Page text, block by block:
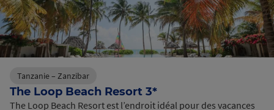
Tanzanie – Zanzibar
The Loop Beach Resort 3*
The Loop Beach Resort est l’endroit idéal pour des vacances